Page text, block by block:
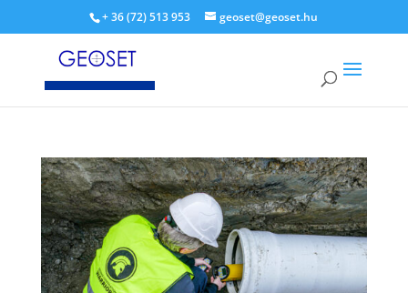
+ 36 (72) 513 953 geoset@geoset.hu